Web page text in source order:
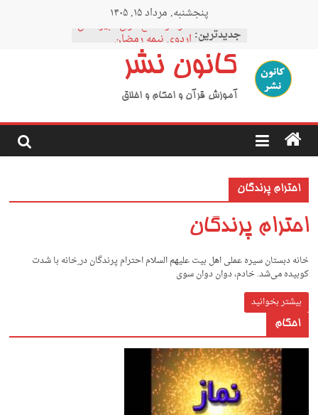
پنجشنبه, مرداد ۱۵, ۱۴۰۵
جدیدترین:
نمودار مقطع فوق دبیرستان
اردوی نیمه رمضان
اردوی نیمه شعبان
اردوی غدیر
کانون نشر
آموزش قرآن و احکام و اخلاق
احترام پرندگان
احترام پرندگان
خانه دبستان سیره عملی اهل بیت علیهم السلام احترام پرندگان در ِﺧﺎﻧﻪ ﺑﺎ ﺷﺪت
ﻛﻮﺑﻴﺪه ﻣﻰﺷﺪ. ﺧﺎدم، دوان دوان ﺳﻮى
بیشتر بخوانید
احکام